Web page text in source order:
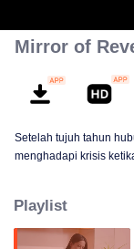
Mirror of
Setelah tujuh tahun
menghadapi krisis
dapat bertukar tubuh
dimulailah perjalanan
Playlist